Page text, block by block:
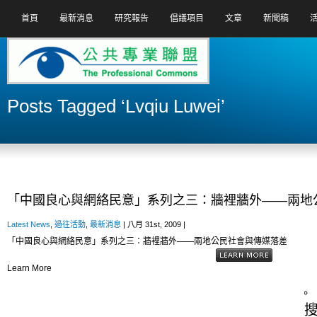
首頁 最新消息 研究報告 倡議項目 文章 新聞稿
Posts Tagged ‘Lvqiu Luwei’
「中國良心與網絡民意」系列之三：牆裡牆外——兩地
Latest News 過往活動 最新消息 | 八月 31st, 2009 |
「中國良心與網絡民意」系列之三：牆裡牆外——兩地公民社會與傳媒落差
Learn More